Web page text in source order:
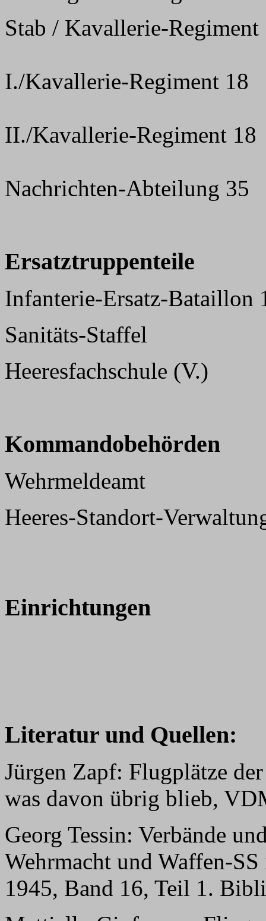
Stab / Kavallerie-Regiment
I./Kavallerie-Regiment 18
II./Kavallerie-Regiment 18
Nachrichten-Abteilung 35
Ersatztruppenteile
Infanterie-Ersatz-Bataillon
Sanitäts-Staffel
Heeresfachschule (V.)
Kommandobehörden
Wehrmeldeamt
Heeres-Standort-
Einrichtungen
Literatur und Quellen:
Jürgen Zapf: Flugplätze
was davon übrig blieb,
Georg Tessin: Verbände
Wehrmacht und Waffen-
1945, Band 16, Teil 1.